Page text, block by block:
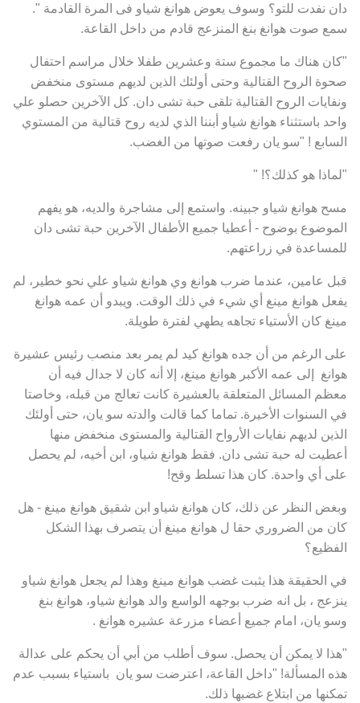
دان نفدت للتو؟ وسوف يعوض هوانغ شياو فى المرة القادمة ".
سمع صوت هوانغ بنغ المنزعج قادم من داخل القاعة.
"كان هناك ما مجموع ستة وعشرين طفلا خلال مراسم احتفال
صحوة الروح القتالية وحتى أولئك الذين لديهم مستوى منخفض
ونفايات الروح القتالية تلقى حبة تشى دان. كل الآخرين حصلو علي
واحد باستثناء هوانغ شياو أبننا الذي لديه روح قتالية من المستوي
السابع ! "سو يان رفعت صوتها من الغضب.
"لماذا هو كذلك؟! "
مسح هوانغ شياو جبينه. واستمع إلى مشاجرة والديه، هو يفهم
الموضوع بوضوح - أعطيا جميع الأطفال الآخرين حبة تشى دان
للمساعدة في زراعتهم.
قبل عامين، عندما ضرب هوانغ وي هوانغ شياو علي نحو خطير، لم
يفعل هوانغ مينغ أي شيء في ذلك الوقت. ويبدو أن عمه هوانغ
مينغ كان الأستياء تجاهه يطهي لفترة طويلة.
على الرغم من أن جده هوانغ كيد لم يمر بعد منصب رئيس عشيرة
هوانغ إلى عمه الأكبر هوانغ مينغ، إلا أنه كان لا جدال فيه أن
معظم المسائل المتعلقة بالعشيرة كانت تعالج من قبله، وخاصتا
في السنوات الأخيرة. تماما كما قالت والدته سو يان، حتى أولئك
الذين لديهم نفايات الأرواح القتالية والمستوى منخفض منها
أعطيت له حبة تشى دان. فقط هوانغ شياو، ابن أخيه، لم يحصل
على أي واحدة. كان هذا تسلط وقح!
وبغض النظر عن ذلك، كان هوانغ شياو ابن شقيق هوانغ مينغ - هل
كان من الضروري حقا ل هوانغ مينغ أن يتصرف بهذا الشكل
الفظيع؟
في الحقيقة هذا يثبت غضب هوانغ مينغ وهذا لم يجعل هوانغ شياو
ينزعج ، بل انه ضرب بوجهه الواسع والد هوانغ شياو، هوانغ بنغ
وسو يان، امام جميع أعضاء مزرعة عشيره هوانغ .
"هذا لا يمكن أن يحصل. سوف أطلب من أبي أن يحكم على عدالة
هذه المسألة! "داخل القاعة، اعترضت سو يان باستياء بسبب عدم
تمكنها من ابتلاع غضبها ذلك.